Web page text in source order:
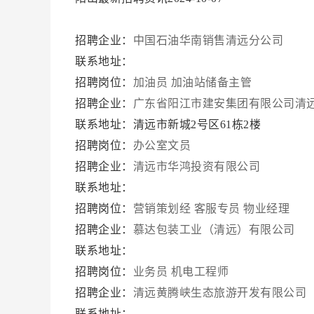
招聘企业： 中国石油华南销售清远分公司
联系地址：
招聘岗位： 加油员 加油站储备主管
招聘企业： 广东省阳江市建安集团有限公司清
联系地址：清远市新城2号区61栋2楼
招聘岗位： 办公室文员
招聘企业： 清远市华鸿投资有限公司
联系地址：
招聘岗位： 营销策划经 客服专员 物业经理
招聘企业： 慕达包装工业（清远）有限公司
联系地址：
招聘岗位： 业务员 机电工程师
招聘企业： 清远黄腾峡生态旅游开发有限公司